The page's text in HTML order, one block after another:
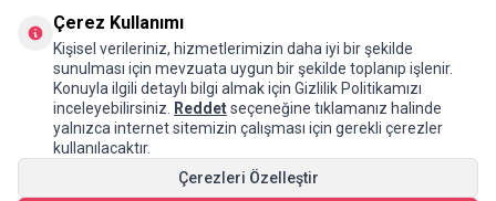
Hakkımızda
Çerez Kullanımı
Kişisel verileriniz, hizmetlerimizin daha iyi bir şekilde
sunulması için mevzuata uygun bir şekilde toplanıp işlenir.
Konuyla ilgili detaylı bilgi almak için Gizlilik Politikamızı
inceleyebilirsiniz.
Reddetseçeneğine tıklamanız halinde
yalnızca internet sitemizin çalışması için gerekli çerezler
kullanılacaktır.
Çerezleri Özelleştir